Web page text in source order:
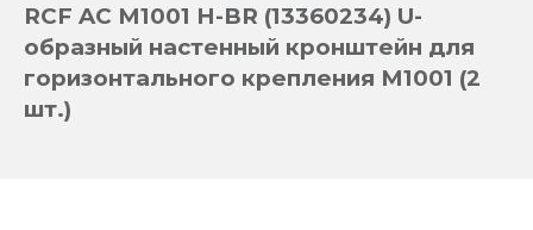
RCF AC M1001 H-BR (13360234) U-
образный настенный кронштейн для
горизонтального крепления M1001 (2
шт.)